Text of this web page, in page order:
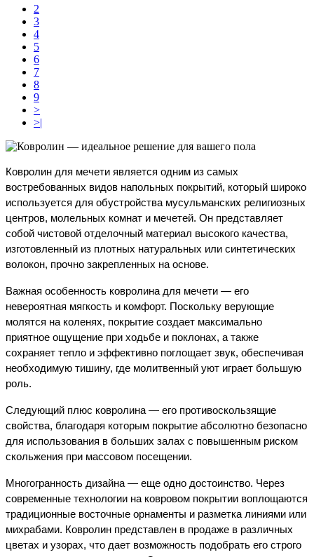
2
3
4
5
6
7
8
9
>
>|
Ковролин для мечети является одним из самых
востребованных видов напольных покрытий, который широко
используется для обустройства мусульманских религиозных
центров, молельных комнат и мечетей. Он представляет
собой чистовой отделочный материал высокого качества,
изготовленный из плотных натуральных или синтетических
волокон, прочно закрепленных на основе.
Важная особенность ковролина для мечети — его
невероятная мягкость и комфорт. Поскольку верующие
молятся на коленях, покрытие создает максимально
приятное ощущение при ходьбе и поклонах, а также
сохраняет тепло и эффективно поглощает звук, обеспечивая
необходимую тишину, где молитвенный уют играет большую
роль.
Следующий плюс ковролина — его противоскользящие
свойства, благодаря которым покрытие абсолютно безопасно
для использования в больших залах с повышенным риском
скольжения при массовом посещении.
Многогранность дизайна — еще одно достоинство. Через
современные технологии на ковровом покрытии воплощаются
традиционные восточные орнаменты и разметка линиями или
михрабами. Ковролин представлен в продаже в различных
цветах и узорах, что дает возможность подобрать его строго